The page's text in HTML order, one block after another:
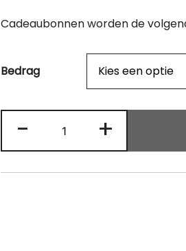
Cadeaubonnen worden de
Bedrag
-
Cadeaubon
aantal +